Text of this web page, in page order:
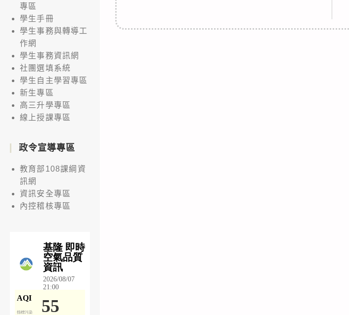
專區
學生手冊
學生事務與轉導工
作網
學生事務資訊網
社團選填系統
學生自主學習專區
新生專區
高三升學專區
線上授課專區
政令宣導專區
教育部108課綱資
訊網
資訊安全專區
內控稽核專區